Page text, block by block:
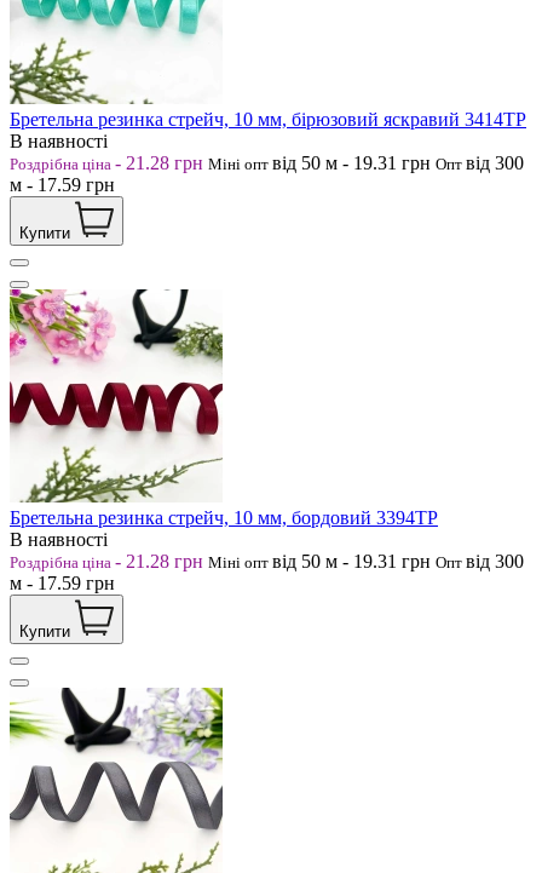
Бретельна резинка стрейч, 10 мм, бірюзовий яскравий 3414ТР
В наявності
Роздрібна ціна - 21.28 грн Міні опт від 50 м - 19.31 грн Опт від 300
м - 17.59 грн
Купити
Бретельна резинка стрейч, 10 мм, бордовий 3394ТР
В наявності
Роздрібна ціна - 21.28 грн Міні опт від 50 м - 19.31 грн Опт від 300
м - 17.59 грн
Купити